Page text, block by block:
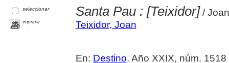
seleccionar
imprimir
Santa Pau : [Teixidor]/
Teixidor, Joan
En: Destino. Año XXIX, núm.